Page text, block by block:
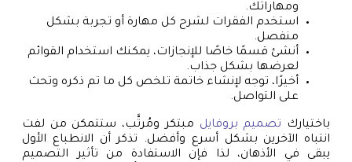
ومهاراتك.
استخدم الفقرات لشرح كل مهارة أو تجربة بشكل
منفصل.
أنشئ قسمًا خاصًا للإنجازات، يمكنك استخدام القوائم
لعرضها بشكل جذاب.
أخيرًا، توجه لإنشاء خاتمة تلخص كل ما تم ذكره وتحث
على التواصل.
باختيارك تصميم بروفايل مبتكر ومُرتَّب، ستتمكن من لفت
انتباه الآخرين بشكل أسرع وأفضل. تذكر أن الانطباع الأول
يبقى في الأذهان، لذا فإن الاستفادة من تأثير التصميم